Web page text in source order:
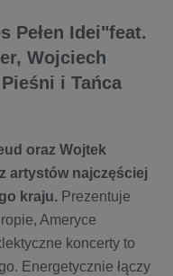
Pełen Idei"feat.
Wojciech
i Tańca
oraz Wojtek
artystów najczęściej
kraju. Prezentuje
Ameryce
koncerty to
Energetycznie łączy